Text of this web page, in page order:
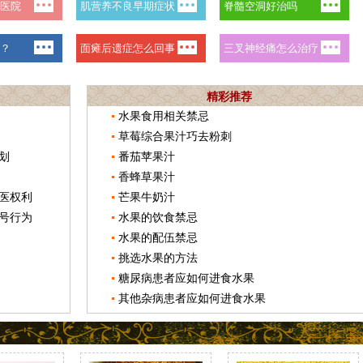
权利
行为
精彩推荐
水果食用相关禁忌
草莓综合果汁巧去粉刺
番茄苹果汁
香蜂草果汁
芒果牛奶汁
水果的饮食禁忌
水果的配伍禁忌
挑选水果的方法
糖尿病患者应如何进食水果
其他杂病患者应如何进食水果